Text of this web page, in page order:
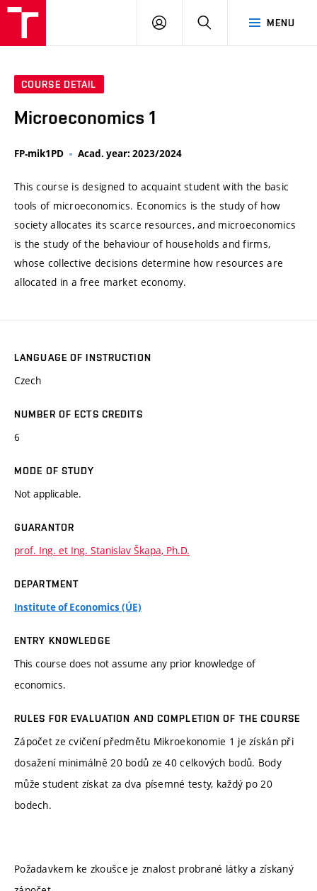
MENU
LOG
SEARCH
COURSE DETAIL
Microeconomics 1
FP-mik1PD Acad. year: 2023/2024
This course is designed to acquaint student with the basic
tools of microeconomics. Economics is the study of how
society allocates its scarce resources, and microeconomics
is the study of the behaviour of households and firms,
whose collective decisions determine how resources are
allocated in a free market economy.
LANGUAGE OF INSTRUCTION
Czech
NUMBER OF ECTS CREDITS
6
MODE OF STUDY
Not applicable.
GUARANTOR
prof. Ing. et Ing. Stanislav Škapa, Ph.D.
DEPARTMENT
Institute of Economics (ÚE)
ENTRY KNOWLEDGE
This course does not assume any prior knowledge of
economics.
RULES FOR EVALUATION AND COMPLETION OF THE COURSE
Zápočet ze cvičení předmětu Mikroekonomie 1 je získán při
dosažení minimálně 20 bodů ze 40 celkových bodů. Body
může student získat za dva písemné testy, každý po 20
bodech.
Požadavkem ke zkoušce je znalost probrané látky a získaný